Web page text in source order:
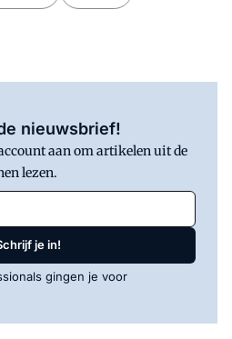
nieuwsbrief!
aan om artikelen uit de
lezen.
je in!
gingen je voor